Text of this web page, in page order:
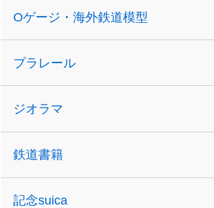
Oゲージ・海外鉄道模型
プラレール
ジオラマ
鉄道書籍
記念suica